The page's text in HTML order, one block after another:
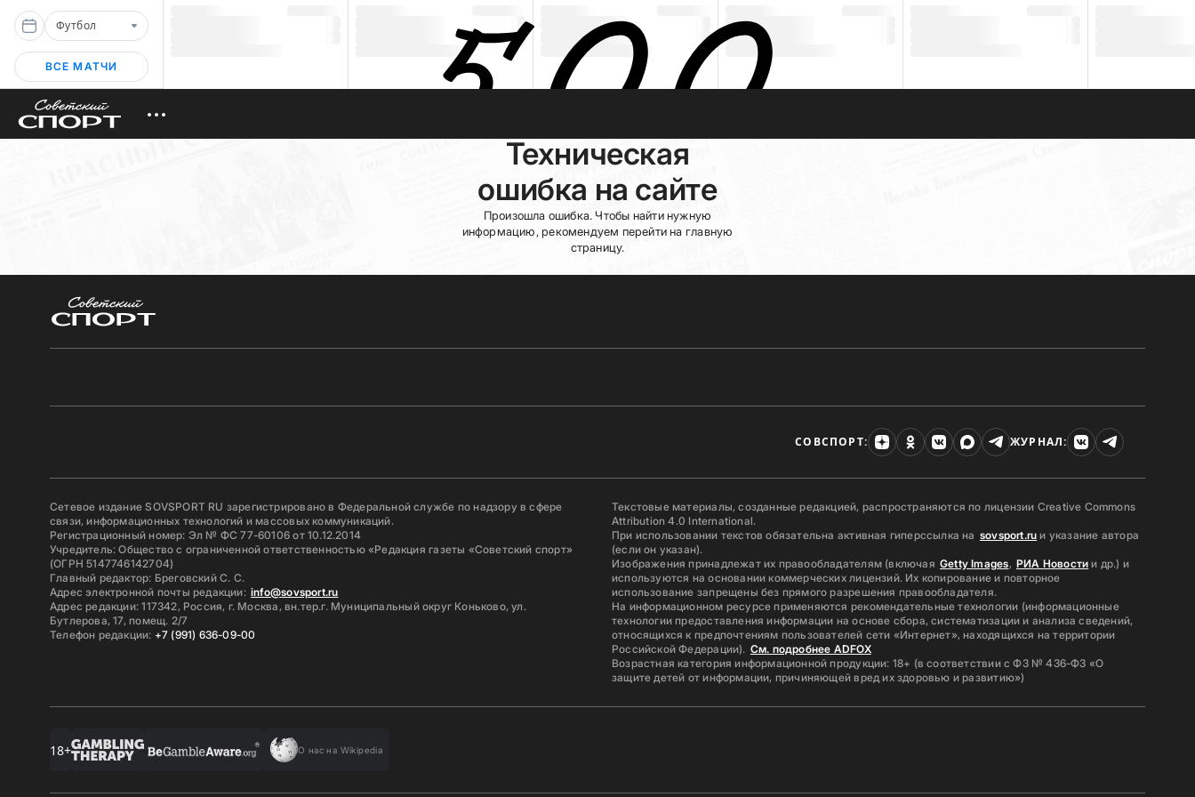
Футбол
ВСЕ МАТЧИ
Техническая
ошибка на сайте
Произошла ошибка. Чтобы найти нужную
информацию, рекомендуем перейти на главную
страницу.
СОВСПОРТ: ЖУРНАЛ:
Сетевое издание SOVSPORT RU зарегистрировано в Федеральной службе по надзору в сфере
связи, информационных технологий и массовых коммуникаций.
Регистрационный номер: Эл № ФС 77-60106 от 10.12.2014
Учредитель: Общество с ограниченной ответственностью «Редакция газеты «Советский спорт»
(ОГРН 5147746142704)
Главный редактор: Бреговский С. С.
Адрес электронной почты редакции: info@sovsport.ru
Адрес редакции: 117342, Россия, г. Москва, вн.тер.г. Муниципальный округ Коньково, ул.
Бутлерова, 17, помещ. 2/7
Телефон редакции: +7 (991) 636-09-00
Текстовые материалы, созданные редакцией, распространяются по лицензии Creative Commons
Attribution 4.0 International.
При использовании текстов обязательна активная гиперссылка на sovsport.ru и указание автора
(если он указан).
Изображения принадлежат их правообладателям (включая Getty Images, РИА Новости и др.) и
используются на основании коммерческих лицензий. Их копирование и повторное
использование запрещены без прямого разрешения правообладателя.
На информационном ресурсе применяются рекомендательные технологии (информационные
технологии предоставления информации на основе сбора, систематизации и анализа сведений,
относящихся к предпочтениям пользователей сети «Интернет», находящихся на территории
Российской Федерации). См. подробнее ADFOX
Возрастная категория информационной продукции: 18+ (в соответствии с ФЗ № 436-ФЗ «О
защите детей от информации, причиняющей вред их здоровью и развитию»)
18+ О нас на Wikipedia